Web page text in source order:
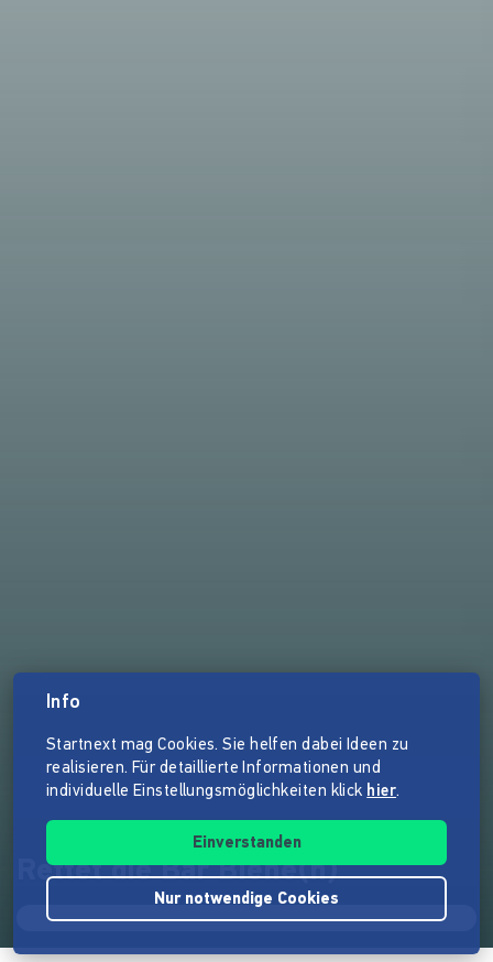
Rettet die Bar Biene(n)
Info
Startnext mag Cookies. Sie helfen dabei Ideen zu
realisieren. Für detaillierte Informationen und
individuelle Einstellungsmöglichkeiten klick hier.
Einverstanden
Nur notwendige Cookies